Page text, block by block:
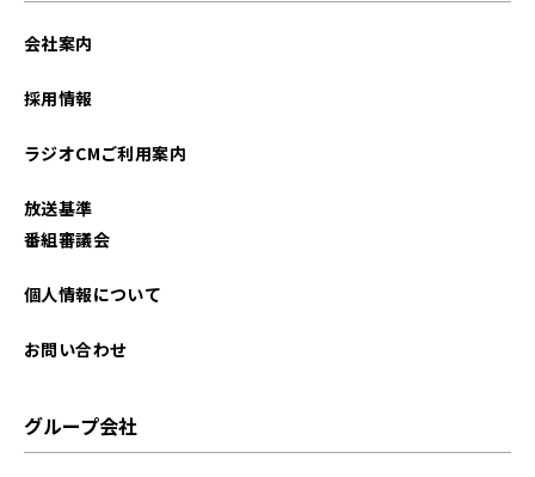
会社案内
採用情報
ラジオCMご利用案内
放送基準
番組審議会
個人情報について
お問い合わせ
グループ会社